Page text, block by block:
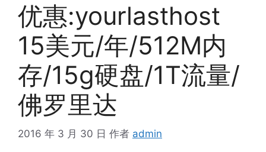
优惠:yourlasthost
15美元/年/512M内
存/15g硬盘/1T流量/
佛罗里达
2016 年 3 月 30 日 作者 admin